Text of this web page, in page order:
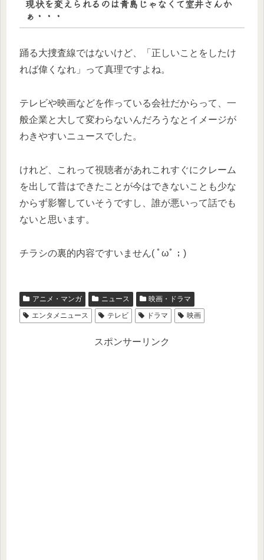
現状を変えられるのは青島じゃなくて室井さんか
ぁ・・・
踊る大捜査線ではないけど、「正しいことをしたけ
れば偉くなれ」って真理ですよね。
テレビや映画などを作っている会社だからって、一
般企業と大して変わらないんだろうなとイメージが
わきやすいニュースでした。
けれど、これって視聴者があれこれすぐにクレーム
を出して昔はできたことが今はできないことも少な
からず影響していそうですし、誰が悪いって話でも
ないと思います。
チラシの裏的内容ですいません( ﾟωﾟ；)
アニメ・マンガ ニュース
映画・ドラマ
エンタメニュース
テレビ ドラマ 映画
スポンサーリンク